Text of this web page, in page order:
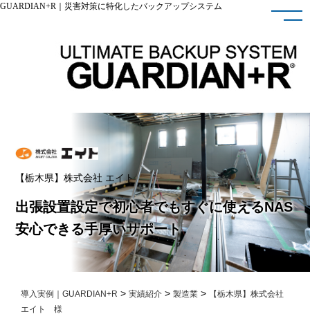
GUARDIAN+R｜災害対策に特化したバックアップシステム
【栃木県】株式会社 エイト
出張設置設定で初心者でもすぐに使えるNAS
安心できる手厚いサポート
導入実例｜GUARDIAN+R > 実績紹介 > 製造業 >
【栃木県】株式会社
エイト 様